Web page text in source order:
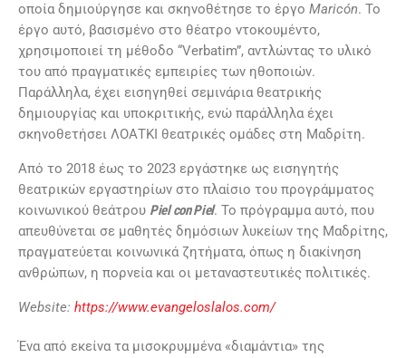
οποία δημιούργησε και σκηνοθέτησε το έργο Maricón. Το
έργο αυτό, βασισμένο στο θέατρο ντοκουμέντο,
χρησιμοποιεί τη μέθοδο “Verbatim”, αντλώντας το υλικό
του από πραγματικές εμπειρίες των ηθοποιών.
Παράλληλα, έχει εισηγηθεί σεμινάρια θεατρικής
δημιουργίας και υποκριτικής, ενώ παράλληλα έχει
σκηνοθετήσει ΛΟΑΤΚΙ θεατρικές ομάδες στη Μαδρίτη.
Από το 2018 έως το 2023 εργάστηκε ως εισηγητής
θεατρικών εργαστηρίων στο πλαίσιο του προγράμματος
κοινωνικού θεάτρου Piel con Piel. Το πρόγραμμα αυτό, που
απευθύνεται σε μαθητές δημόσιων λυκείων της Μαδρίτης,
πραγματεύεται κοινωνικά ζητήματα, όπως η διακίνηση
ανθρώπων, η πορνεία και οι μεταναστευτικές πολιτικές.
Website: https://www.evangeloslalos.com/
Ένα από εκείνα τα μισοκρυμμένα «διαμάντια» της